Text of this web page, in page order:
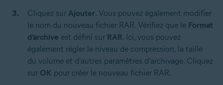
Cliquez sur Ajouter. Vous pouvez également modifier
le nom du nouveau fichier RAR. Vérifiez que le Format
d’archive est défini sur RAR. Ici, vous pouvez
également régler le niveau de compression, la taille
du volume et d’autres paramètres d’archivage. Cliquez
sur OK pour créer le nouveau fichier RAR.